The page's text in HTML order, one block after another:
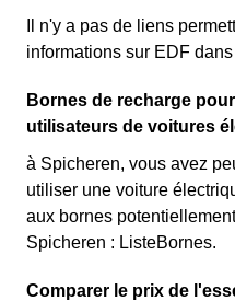
Il n'y a pas de liens
informations sur EDF
Bornes de recharge
utilisateurs de voitures
à Spicheren, vous avez
utiliser une voiture
aux bornes
Spicheren : ListeBornes.
Comparer le prix de